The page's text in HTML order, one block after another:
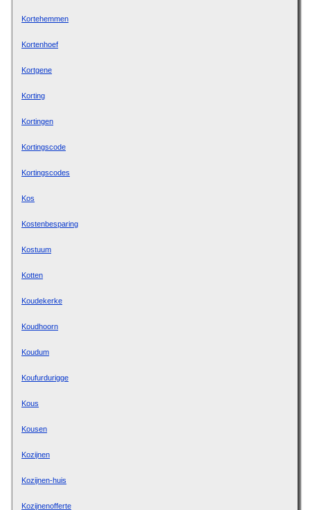
Kortehemmen
Kortenhoef
Kortgene
Korting
Kortingen
Kortingscode
Kortingscodes
Kos
Kostenbesparing
Kostuum
Kotten
Koudekerke
Koudhoorn
Koudum
Koufurdurigge
Kous
Kousen
Kozijnen
Kozijnen-huis
Kozijnenofferte